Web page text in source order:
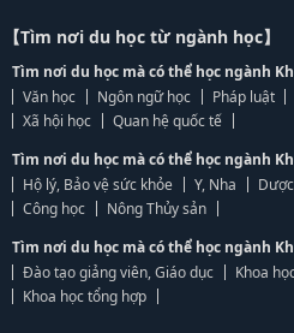
【Tìm nơi du học từ ngành học】
Tìm nơi du học mà có thể học ngành
Văn học
Ngôn ngữ học Pháp luật
Xã hội học
Quan hệ quốc tế
Tìm nơi du học mà có thể học ngành
Hộ lý, Bảo vệ sức khỏe
Y, Nha Dược
Công học
Nông Thủy sản
Tìm nơi du học mà có thể học ngành
Đào tạo giảng viên, Giáo dục
Khoa
Khoa học tổng hợp